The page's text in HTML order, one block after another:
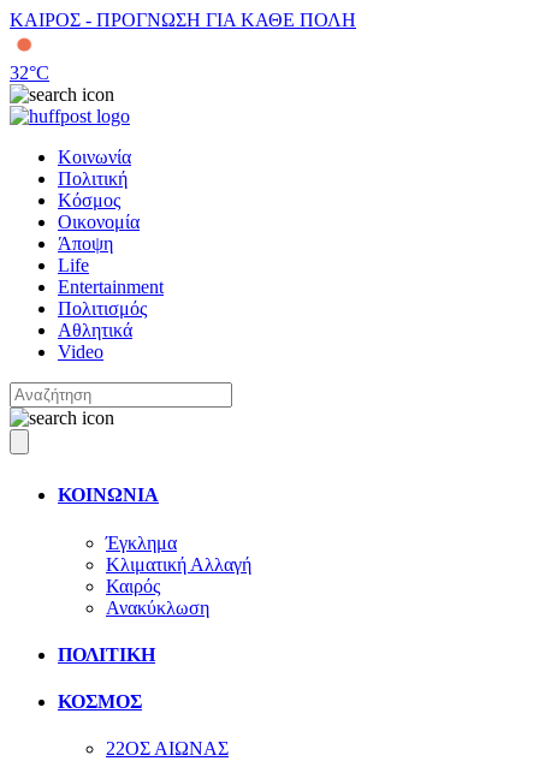
ΚΑΙΡΟΣ - ΠΡΟΓΝΩΣΗ ΓΙΑ ΚΑΘΕ ΠΟΛΗ
32°C
Κοινωνία
Πολιτική
Κόσμος
Οικονομία
Άποψη
Life
Entertainment
Πολιτισμός
Αθλητικά
Video
ΚΟΙΝΩΝΙΑ
Έγκλημα
Κλιματική Αλλαγή
Καιρός
Ανακύκλωση
ΠΟΛΙΤΙΚΗ
ΚΟΣΜΟΣ
22ΟΣ ΑΙΩΝΑΣ